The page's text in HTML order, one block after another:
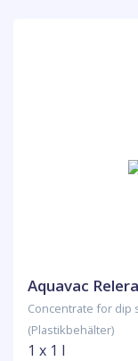
Aquavac
Concentrate for
(Plastikbehälter)
1 x 1 l